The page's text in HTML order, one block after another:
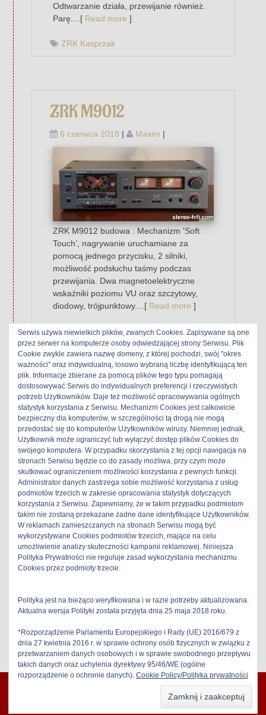
Odtwarzanie działa, przewijanie również.
Parę....[ Read more ]
ZRK Kasprzak
ZRK M9012
6 czerwca 2018 | Maxim |
ZRK M9012 budowa : Mechanizm 'Soft
Touch’, nagrywanie uruchamiane za
pomocą jednego przycisku, 2 silniki,
możliwość podsłuchu taśmy podczas
przewijania. Dwa magnetoelektryczne
wskaźniki poziomu VU oraz szczytowy,
diodowy, trójpunktowy....[ Read more ]
ZRK Kasprzak
Tagged2Heads
ZRK M7020
5 czerwca 2018| Maxim|
ZRK M7020 budowa i opinie: Magnetofon
M7020 przyszedł do mnie uszkodzony; nie
nagrywał i nie odtwarzał . Problemem był
zawodny przełącznik zapis-odczyt . Do
ZRK Kasprzak
Tagged2Heads
Serwis używa niewielkich plików, zwanych Cookies. Zapisywane są one
przez serwer na komputerze osoby odwiedzającej strony Serwisu. Plik
Cookie zwykle zawiera nazwę domeny, z której pochodzi, swój "okres
ważności" oraz indywidualną, losowo wybraną liczbę identyfikującą ten
plik. Informacje zbierane za pomocą plików tego typu pomagają
dostosowywać Serwis do indywidualnych preferencji i rzeczywistych
potrzeb Użytkowników. Daje też możliwość opracowywania ogólnych
statystyk korzystania z Serwisu. Mechanizm Cookies jest całkowicie
bezpieczny dla komputerów, w szczególności tą drogą nie mogą
przedostać się do komputerów Użytkowników wirusy. Niemniej jednak,
Użytkownik może ograniczyć lub wyłączyć dostęp plików Cookies do
swojego komputera. W przypadku skorzystania z tej opcji nawigacja na
stronach Serwisu będzie co do zasady możliwa, przy czym może
skutkować ograniczeniem możliwości korzystania z pewnych funkcji.
Administrator danych zastrzega sobie możliwość korzystania z usług
podmiotów trzecich w zakresie opracowania statystyk dotyczących
korzystania z Serwisu. Zapewniamy, że w takim przypadku podmiotom
takim nie zostaną przekazane żadne dane identyfikujące Użytkowników.
W reklamach zamieszczanych na stronach Serwisu mogą być
wykorzystywane Cookies podmiotów trzecich, mające na celu
umożliwienie analizy skuteczności kampanii reklamowej. Niniejsza
Polityka Prywatności nie reguluje zasad wykorzystania mechanizmu
Cookies przez podmioty trzecie.
Polityka jest na bieżąco weryfikowana i w razie potrzeby aktualizowana.
Aktualna wersja Polityki została przyjęta dnia 25 maja 2018 roku.
*Rozporządzenie Parlamentu Europejskiego i Rady (UE) 2016/679 z
dnia 27 kwietnia 2016 r. w sprawie ochrony osób fizycznych w związku z
przetwarzaniem danych osobowych i w sprawie swobodnego przepływu
takich danych oraz uchylenia dyrektywy 95/46/WE (ogólne
rozporządzenie o ochronie danych). Cookie Policy/Polityka prywatności